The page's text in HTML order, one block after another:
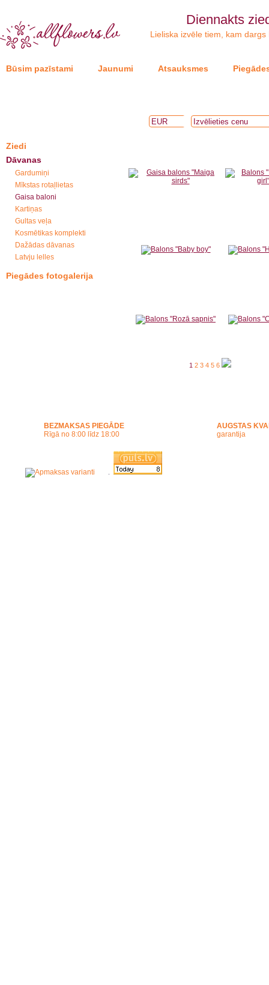
Diennakts
Lieliska izvēle tiem, kam dargs
Būsim pazīstami Jaunumi Atsauksmes
Ziedi
Dāvanas
Gardumiņi
Mīkstas rotaļlietas
Gaisa baloni
Kartiņas
Gultas veļa
Kosmētikas komplekti
Dažādas dāvanas
Latvju lelles
Piegādes fotogalerija
1 2 3 4 5 6
BEZMAKSAS PIEGĀDE
Rīgā no 8:00 līdz 18:00
AUGSTAS
garantija